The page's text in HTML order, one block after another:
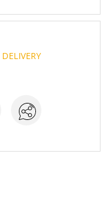
DELIVERY